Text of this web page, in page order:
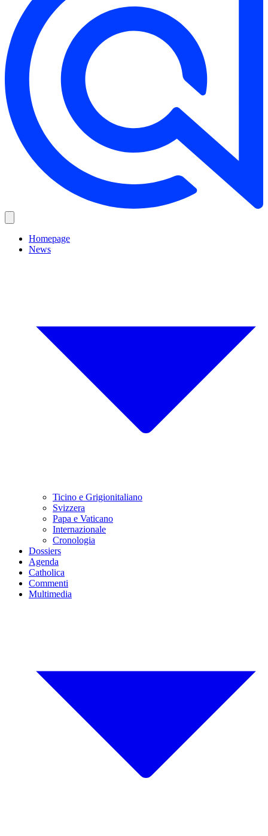
Homepage
News
Ticino e Grigionitaliano
Svizzera
Papa e Vaticano
Internazionale
Cronologia
Dossiers
Agenda
Catholica
Commenti
Multimedia